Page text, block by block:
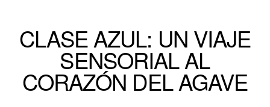
CLASE AZUL: UN VIAJE
SENSORIAL AL
CORAZÓN DEL AGAVE